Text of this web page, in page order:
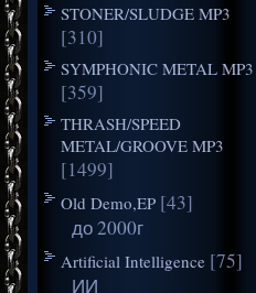
STONER/SLUDGE MP3
[310]
SYMPHONIC METAL MP3
[359]
THRASH/SPEED
METAL/GROOVE MP3
[1499]
Old Demo,EP [43]
до 2000г
Artificial Intelligence [75]
ИИ